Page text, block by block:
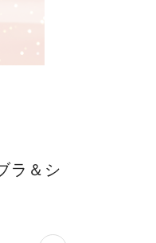
ラ＆シ